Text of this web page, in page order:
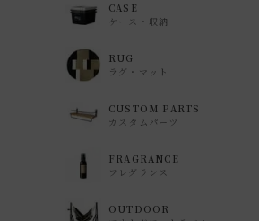
CASE
ケース・収納
RUG
ラグ・マット
CUSTOM PARTS
カスタムパーツ
FRAGRANCE
フレグランス
OUTDOOR